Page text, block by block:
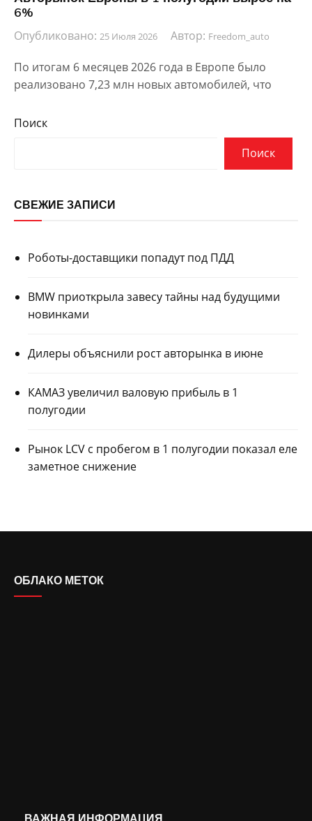
6%
Опубликовано: 25 Июля 2026 Автор: Freedom_auto
По итогам 6 месяцев 2026 года в Европе было
реализовано 7,23 млн новых автомобилей, что
Поиск
Поиск
СВЕЖИЕ ЗАПИСИ
Роботы-доставщики попадут под ПДД
BMW приоткрыла завесу тайны над будущими
новинками
Дилеры объяснили рост авторынка в июне
КАМАЗ увеличил валовую прибыль в 1
полугодии
Рынок LCV с пробегом в 1 полугодии показал еле
заметное снижение
ОБЛАКО МЕТОК
ВАЖНАЯ ИНФОРМАЦИЯ